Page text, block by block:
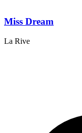
Miss Dream
La Rive